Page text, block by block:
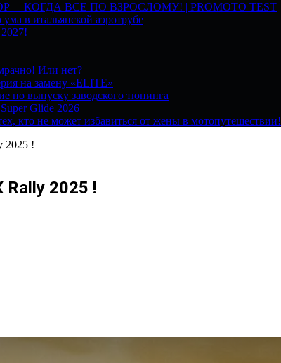
КОГДА ВСЕ ПО ВЗРОСЛОМУ! | PROMOTO TEST
в итальянской аэротрубе
Или нет?
на замену «ELITE»
по выпуску заводского тюнинга
Glide 2026
кто не может избавиться от жены в мотопутешествии!
2025 !
Rally 2025 !